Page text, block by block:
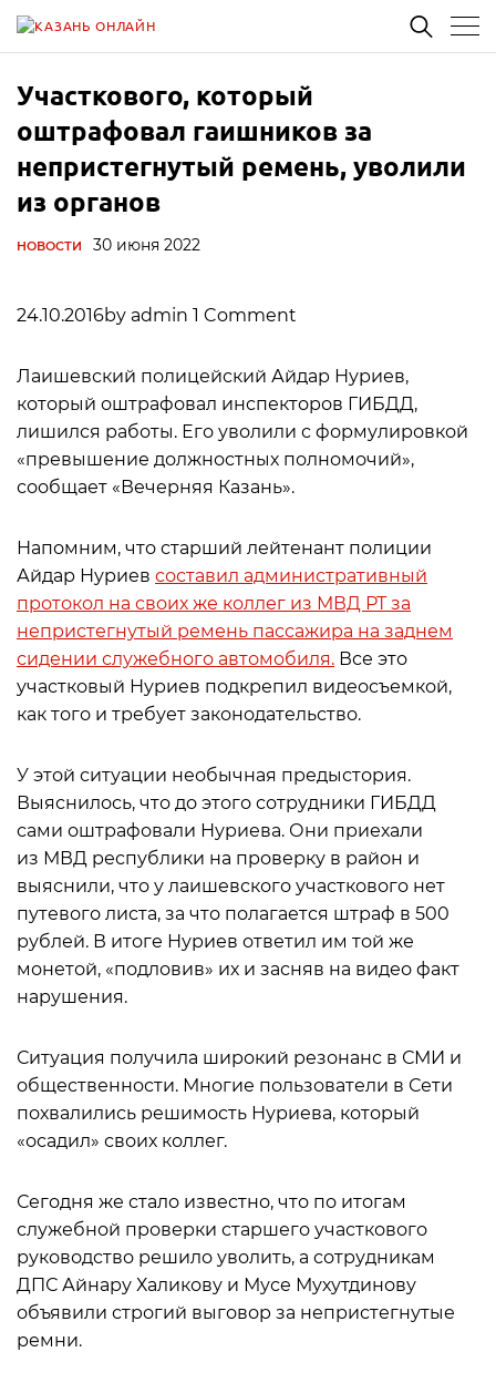
Участкового, который
оштрафовал гаишников за
непристегнутый ремень, уволили
из органов
НОВОСТИ 30 июня 2022
24.10.2016by admin 1 Comment
Лаишевский полицейский Айдар Нуриев,
который оштрафовал инспекторов ГИБДД,
лишился работы. Его уволили с формулировкой
«превышение должностных полномочий»,
сообщает «Вечерняя Казань».
Напомним, что старший лейтенант полиции
Айдар Нуриев составил административный
протокол на своих же коллег из МВД РТ за
непристегнутый ремень пассажира на заднем
сидении служебного автомобиля. Все это
участковый Нуриев подкрепил видеосъемкой,
как того и требует законодательство.
У этой ситуации необычная предыстория.
Выяснилось, что до этого сотрудники ГИБДД
сами оштрафовали Нуриева. Они приехали
из МВД республики на проверку в район и
выяснили, что у лаишевского участкового нет
путевого листа, за что полагается штраф в 500
рублей. В итоге Нуриев ответил им той же
монетой, «подловив» их и засняв на видео факт
нарушения.
Ситуация получила широкий резонанс в СМИ и
общественности. Многие пользователи в Сети
похвалились решимость Нуриева, который
«осадил» своих коллег.
Сегодня же стало известно, что по итогам
служебной проверки старшего участкового
руководство решило уволить, а сотрудникам
ДПС Айнару Халикову и Мусе Мухутдинову
объявили строгий выговор за непристегнутые
ремни.